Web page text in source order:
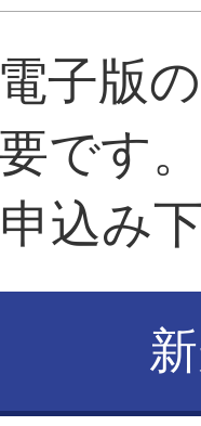
子版
です
込み